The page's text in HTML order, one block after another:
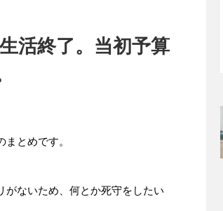
活終了。当初予算
とめです。
がないため、何とか死守をしたい